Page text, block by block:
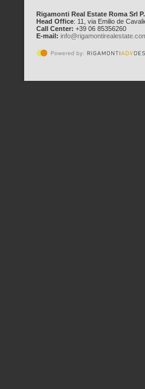
Rigamonti Real Estate Roma Srl
Head Office: 11, via Emilio de
Call Center: +39 06 85356260
E-mail: